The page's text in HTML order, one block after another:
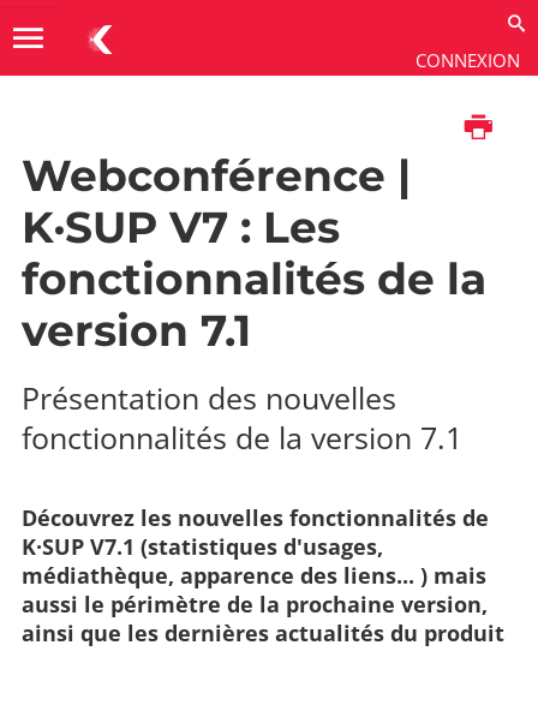
CONNEXION
menu
Imprimer
Webconférence |
K·SUP V7 : Les
fonctionnalités de la
version 7.1
Présentation des nouvelles
fonctionnalités de la version 7.1
Découvrez les nouvelles fonctionnalités de
K·SUP V7.1 (statistiques d'usages,
médiathèque, apparence des liens... ) mais
aussi le périmètre de la prochaine version,
ainsi que les dernières actualités du produit